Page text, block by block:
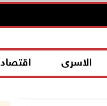
الاسرى اقتصاد